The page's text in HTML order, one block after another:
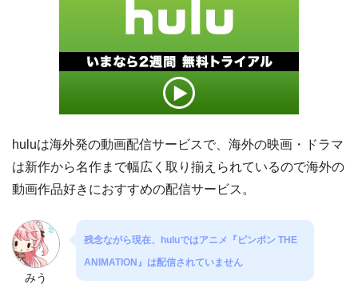
huluは海外発の動画配信サービスで、海外の映画・ドラマ
は新作から名作まで幅広く取り揃えられているので海外の
動画作品好きにおすすめの配信サービス。
みう
残念ながら現在、huluではアニメ『ピンポン THE
ANIMATION』は配信されていません